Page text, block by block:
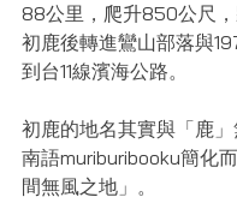
88公里，爬升850公尺
初鹿後轉進鸞山部落與
到台11線濱海公路。
初鹿的地名其實與「鹿
南語muriburibooku簡化
間無風之地」。